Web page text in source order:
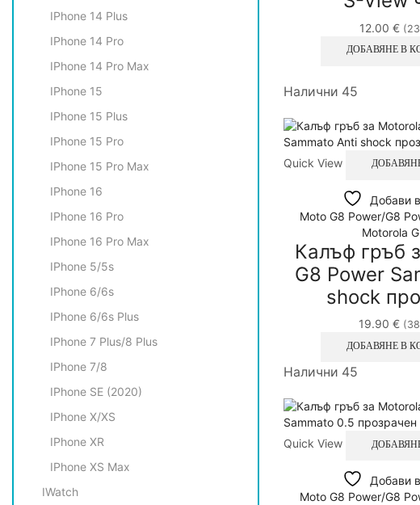
12.00 €
ДОБАВЯНЕ В
Налични 45
Quick View
Добави
Moto G8 Power/G8
Motorola
Калъф гръб
G8 Power
shock
19.90 €
ДОБАВЯНЕ В
Налични 45
Quick View
Добави
Moto G8 Power/G8
IPhone 14 Plus
IPhone 14 Pro
IPhone 14 Pro Max
IPhone 15
IPhone 15 Plus
IPhone 15 Pro
IPhone 15 Pro Max
IPhone 16
IPhone 16 Pro
IPhone 16 Pro Max
IPhone 5/5s
IPhone 6/6s
IPhone 6/6s Plus
IPhone 7 Plus/8 Plus
IPhone 7/8
IPhone SE (2020)
IPhone X/XS
IPhone XR
IPhone XS Max
IWatch